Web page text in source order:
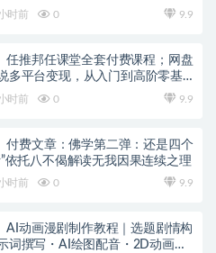
时前 0 9.9
任推邦任课堂全套付费课程；网盘
多平台变现，从入门到高阶零基
手实操
时前 0 9.9
付费文章：佛学第二弹：还是四个
依托八不偈解读无我因果连续之理
时前 0 9.9
AI动画漫剧制作教程｜选题剧情构
词撰写・AI绘图配音・2D动画制